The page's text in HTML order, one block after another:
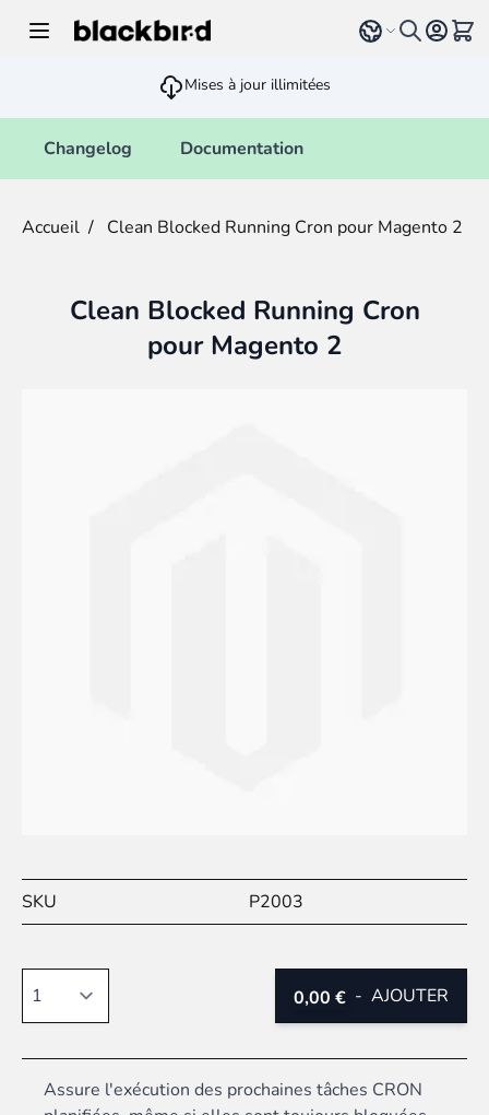
Select language
Voir
Mises à jour illimitées
Changelog Documentation
Accueil / Clean Blocked Running Cron pour Magento 2
Clean Blocked Running Cron
pour Magento 2
SKU P2003
0,00 € - AJOUTER
Assure l'exécution des prochaines tâches CRON